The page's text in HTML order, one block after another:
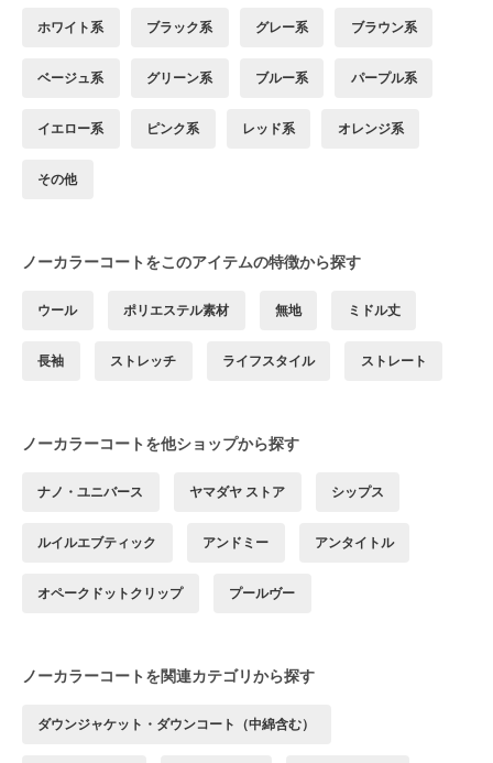
ホワイト系 ブラック系 グレー系 ブラウン系
ベージュ系 グリーン系 ブルー系 パープル系
イエロー系 ピンク系 レッド系 オレンジ系
その他
ノーカラーコートをこのアイテムの特徴から探す
ウール ポリエステル素材 無地 ミドル丈
長袖 ストレッチ ライフスタイル ストレート
ノーカラーコートを他ショップから探す
ナノ・ユニバース ヤマダヤ ストア シップス
ルイルエブティック アンドミー アンタイトル
オペークドットクリップ プールヴー
ノーカラーコートを関連カテゴリから探す
ダウンジャケット・ダウンコート（中綿含む）